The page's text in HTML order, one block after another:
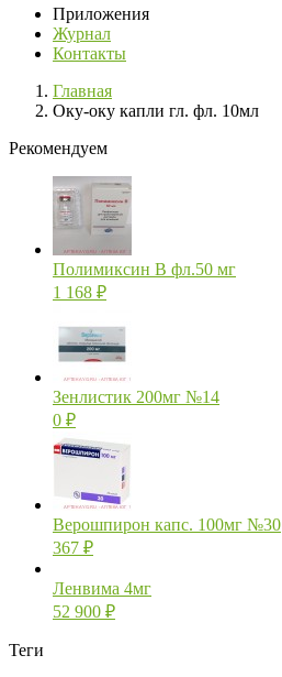
Приложения
Журнал
Контакты
Главная
Оку-оку капли гл. фл. 10мл
Рекомендуем
Полимиксин В фл.50 мг
1 168 ₽
Зенлистик 200мг №14
0 ₽
Верошпирон капс. 100мг №30
367 ₽
Ленвима 4мг
52 900 ₽
Теги